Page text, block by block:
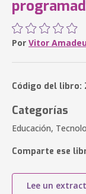
Por Vitor
Código del libro:
Categorías
Educación,
Comparte ese
Lee un